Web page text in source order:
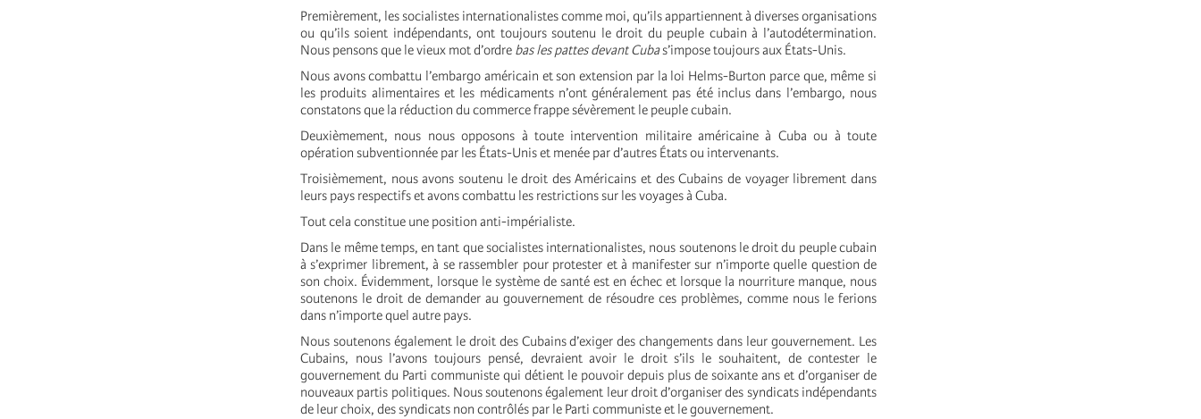
Premièrement, les socialistes internationalistes comme moi, qu’ils appartiennent à diverses organisations
ou qu’ils soient indépendants, ont toujours soutenu le droit du peuple cubain à l’autodétermination.
Nous pensons que le vieux mot d’ordre bas les pattes devant Cubas’impose toujours aux États-Unis.
Nous avons combattu l’embargo américain et son extension par la loi Helms-Burton parce que, même si
les produits alimentaires et les médicaments n’ont généralement pas été inclus dans l’embargo, nous
constatons que la réduction du commerce frappe sévèrement le peuple cubain.
Deuxièmement, nous nous opposons à toute intervention militaire américaine à Cuba ou à toute
opération subventionnée par les États-Unis et menée par d’autres États ou intervenants.
Troisièmement, nous avons soutenu le droit des Américains et des Cubains de voyager librement dans
leurs pays respectifs et avons combattu les restrictions sur les voyages à Cuba.
Tout cela constitue une position anti-impérialiste.
Dans le même temps, en tant que socialistes internationalistes, nous soutenons le droit du peuple cubain
à s’exprimer librement, à se rassembler pour protester et à manifester sur n’importe quelle question de
son choix. Évidemment, lorsque le système de santé est en échec et lorsque la nourriture manque, nous
soutenons le droit de demander au gouvernement de résoudre ces problèmes, comme nous le ferions
dans n’importe quel autre pays.
Nous soutenons également le droit des Cubains d’exiger des changements dans leur gouvernement. Les
Cubains, nous l’avons toujours pensé, devraient avoir le droit s’ils le souhaitent, de contester le
gouvernement du Parti communiste qui détient le pouvoir depuis plus de soixante ans et d’organiser de
nouveaux partis politiques. Nous soutenons également leur droit d’organiser des syndicats indépendants
de leur choix, des syndicats non contrôlés par le Parti communiste et le gouvernement.